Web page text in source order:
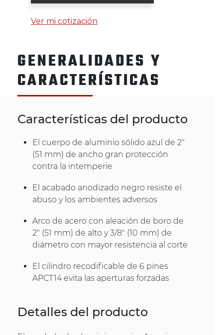
Ver mi cotización
GENERALIDADES Y
CARACTERÍSTICAS
Características del producto
El cuerpo de aluminio sólido azul de 2"
(51 mm) de ancho gran protección
contra la intemperie
El acabado anodizado negro resiste el
abuso y los ambientes adversos
Arco de acero con aleación de boro de
2" (51 mm) de alto y 3/8" (10 mm) de
diámetro con mayor resistencia al corte
El cilindro recodificable de 6 pines
APCT14 evita las aperturas forzadas
Detalles del producto